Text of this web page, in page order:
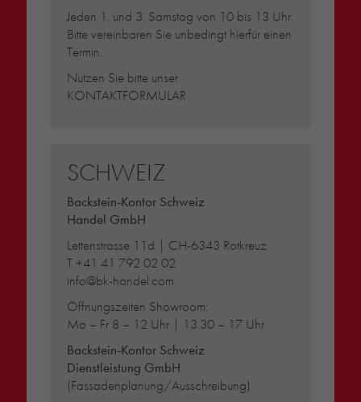
Jeden 1. und 3. Samstag von 10 bis 13 Uhr.
Bitte vereinbaren Sie unbedingt hierfür einen
Termin.
Nutzen Sie bitte unser
KONTAKTFORMULAR
SCHWEIZ
Backstein-Kontor Schweiz
Handel GmbH
Lettenstrasse 11d | CH-6343 Rotkreuz
T+41 41 792 02 02
info@bk-handel.com
Öffnungszeiten Showroom:
Mo – Fr 8 – 12 Uhr | 13.30 – 17 Uhr
Backstein-Kontor Schweiz
Dienstleistung GmbH
(Fassadenplanung/Ausschreibung)